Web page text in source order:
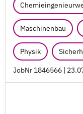
Maschinenbau
Physik
JobNr 1846566 |